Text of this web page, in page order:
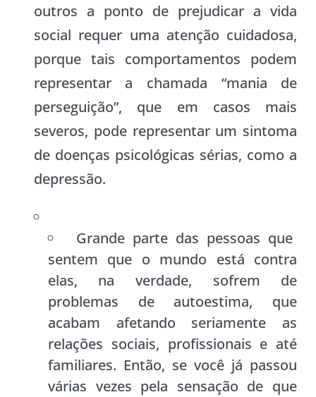
outros a ponto de prejudicar a vida
social requer uma atenção cuidadosa,
porque tais comportamentos podem
representar a chamada “mania de
perseguição”, que em casos mais
severos, pode representar um sintoma
de doenças psicológicas sérias, como a
depressão.
Grande parte das pessoas que
sentem que o mundo está contra
elas, na verdade, sofrem de
problemas de autoestima, que
acabam afetando seriamente as
relações sociais, profissionais e até
familiares. Então, se você já passou
várias vezes pela sensação de que